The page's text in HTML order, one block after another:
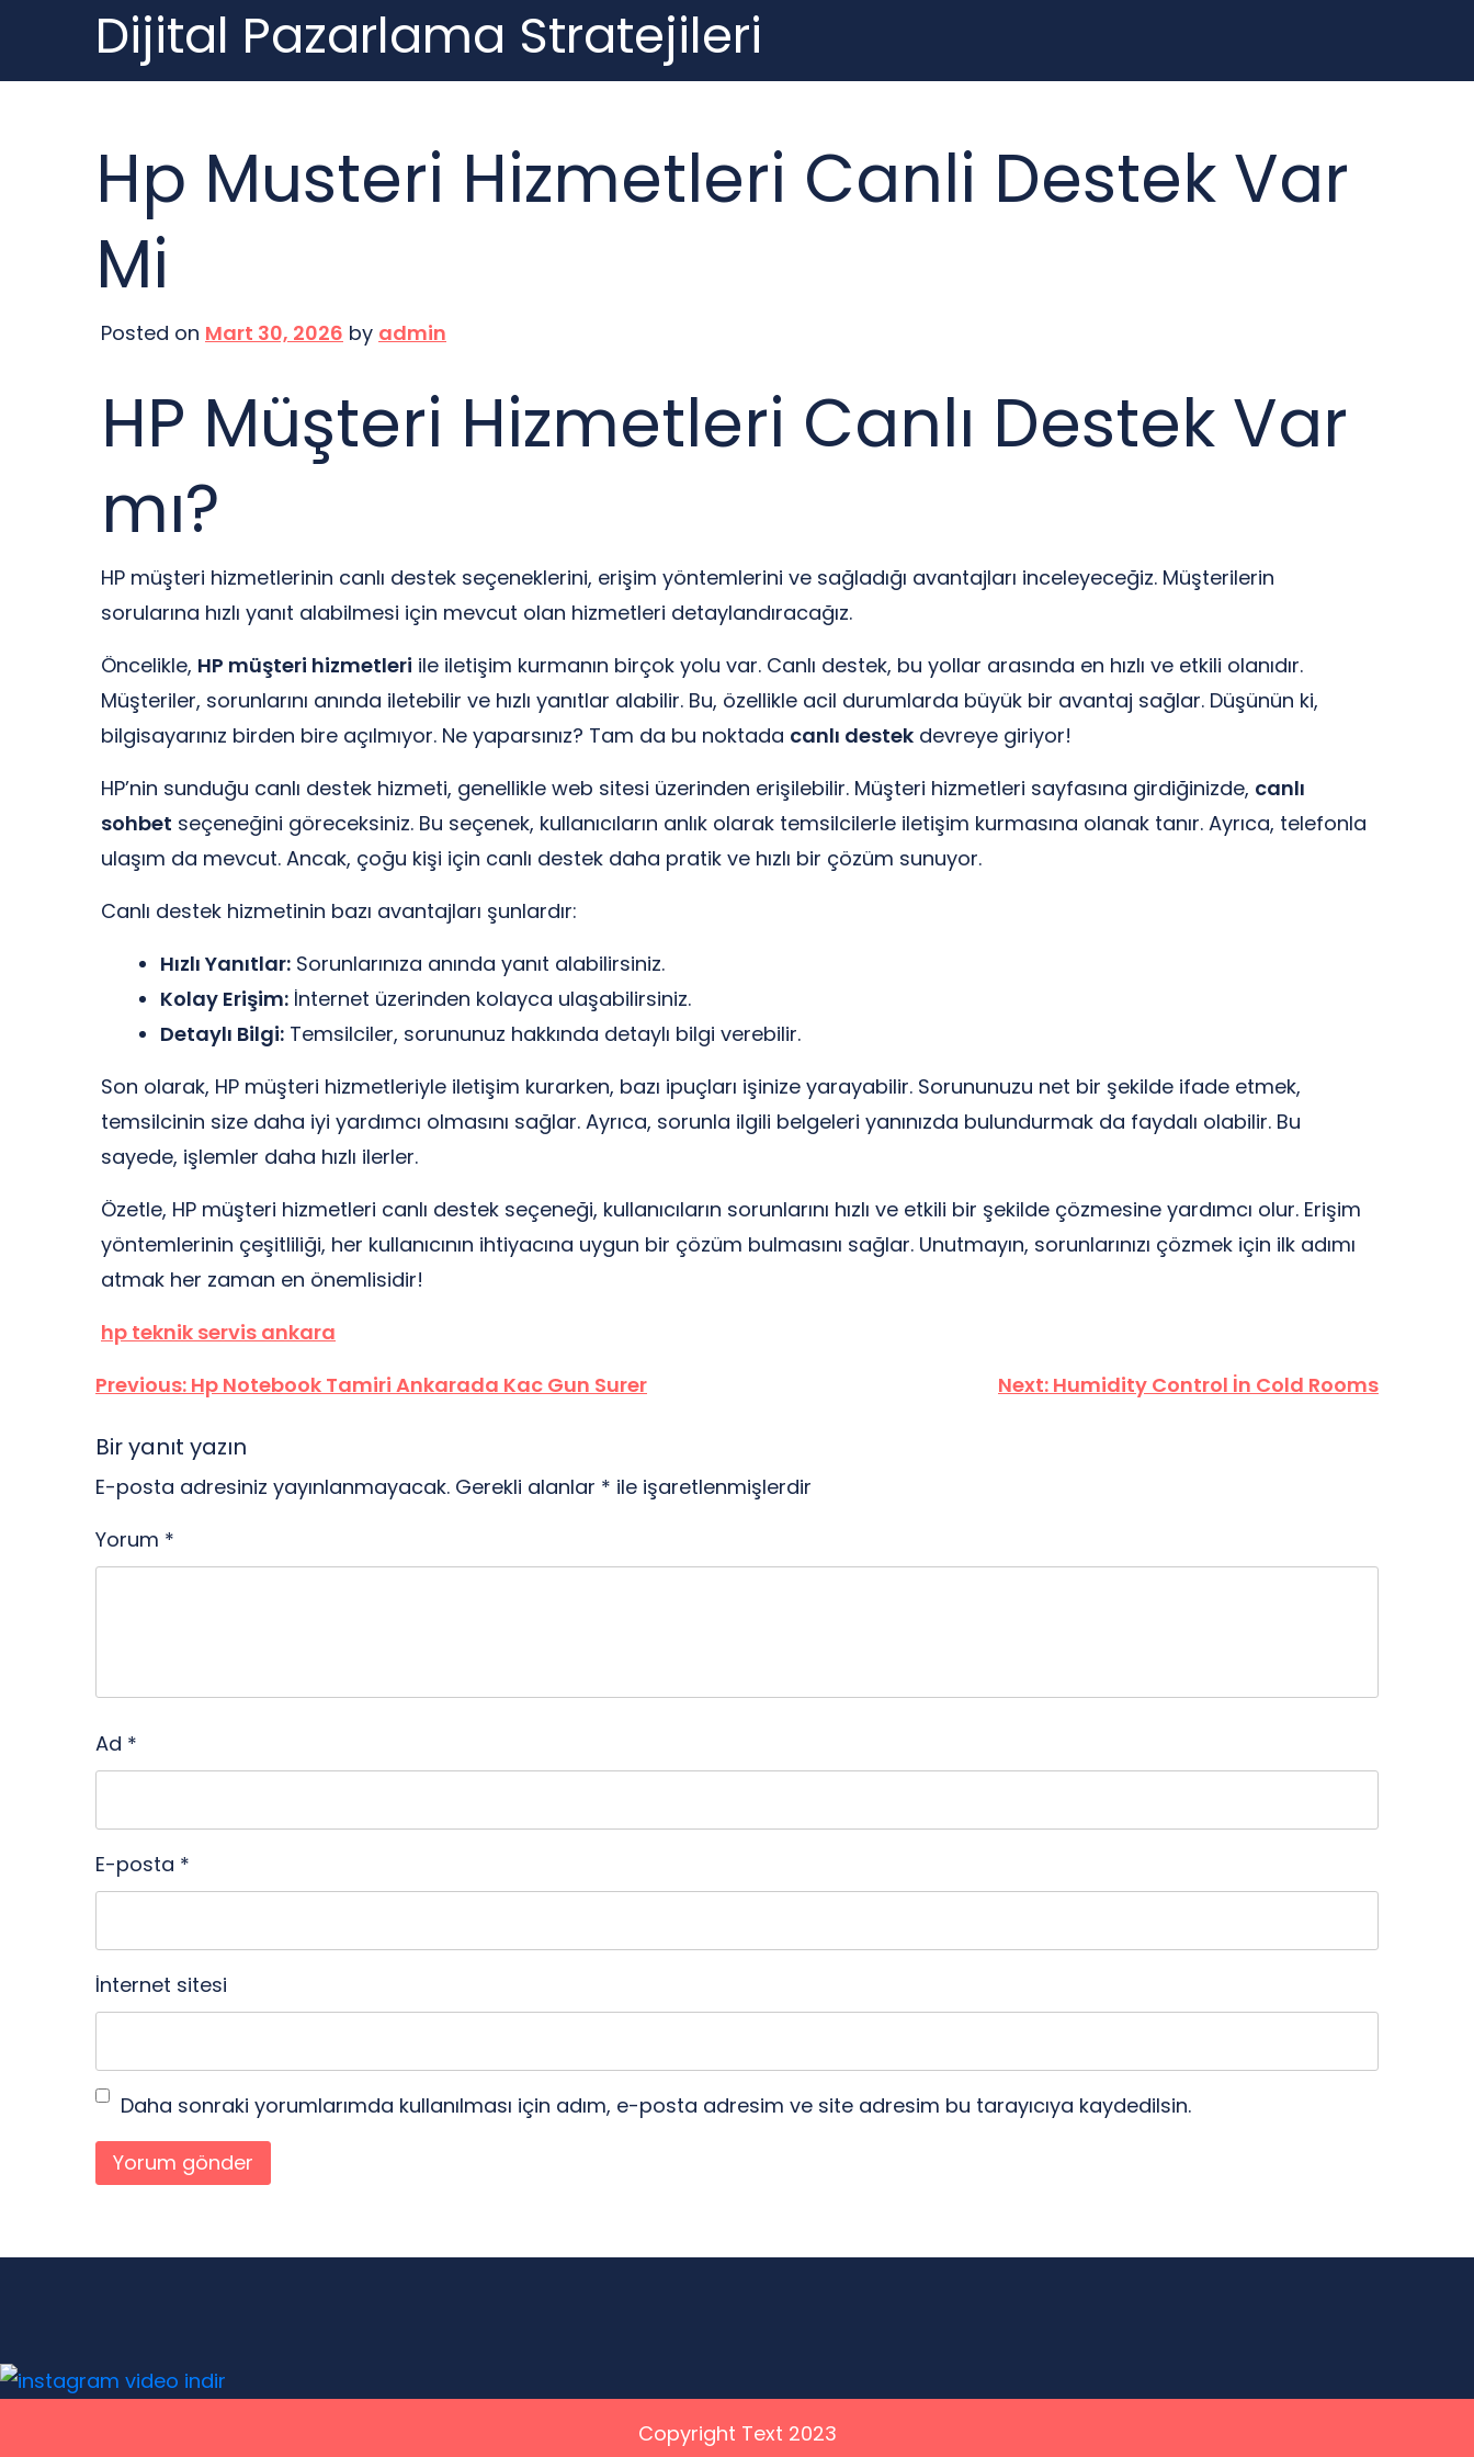
content
Dijital Pazarlama Stratejileri
Hp Musteri Hizmetleri Canli Destek Var
Mi
Posted on Mart 30, 2026 by admin
HP Müşteri Hizmetleri Canlı Destek Var
mı?
HP müşteri hizmetlerinin canlı destek seçeneklerini, erişim yöntemlerini ve sağladığı avantajları inceleyeceğiz. Müşterilerin
sorularına hızlı yanıt alabilmesi için mevcut olan hizmetleri detaylandıracağız.
Öncelikle, HP müşteri hizmetleri ile iletişim kurmanın birçok yolu var. Canlı destek, bu yollar arasında en hızlı ve etkili olanıdır.
Müşteriler, sorunlarını anında iletebilir ve hızlı yanıtlar alabilir. Bu, özellikle acil durumlarda büyük bir avantaj sağlar. Düşünün ki,
bilgisayarınız birden bire açılmıyor. Ne yaparsınız? Tam da bu noktada canlı destek devreye giriyor!
HP’nin sunduğu canlı destek hizmeti, genellikle web sitesi üzerinden erişilebilir. Müşteri hizmetleri sayfasına girdiğinizde, canlı
sohbet seçeneğini göreceksiniz. Bu seçenek, kullanıcıların anlık olarak temsilcilerle iletişim kurmasına olanak tanır. Ayrıca, telefonla
ulaşım da mevcut. Ancak, çoğu kişi için canlı destek daha pratik ve hızlı bir çözüm sunuyor.
Canlı destek hizmetinin bazı avantajları şunlardır:
Hızlı Yanıtlar: Sorunlarınıza anında yanıt alabilirsiniz.
Kolay Erişim: İnternet üzerinden kolayca ulaşabilirsiniz.
Detaylı Bilgi: Temsilciler, sorununuz hakkında detaylı bilgi verebilir.
Son olarak, HP müşteri hizmetleriyle iletişim kurarken, bazı ipuçları işinize yarayabilir. Sorununuzu net bir şekilde ifade etmek,
temsilcinin size daha iyi yardımcı olmasını sağlar. Ayrıca, sorunla ilgili belgeleri yanınızda bulundurmak da faydalı olabilir. Bu
sayede, işlemler daha hızlı ilerler.
Özetle, HP müşteri hizmetleri canlı destek seçeneği, kullanıcıların sorunlarını hızlı ve etkili bir şekilde çözmesine yardımcı olur. Erişim
yöntemlerinin çeşitliliği, her kullanıcının ihtiyacına uygun bir çözüm bulmasını sağlar. Unutmayın, sorunlarınızı çözmek için ilk adımı
atmak her zaman en önemlisidir!
hp teknik servis ankara
Yazı
gezinmesi
Previous: Hp Notebook Tamiri Ankarada Kac Gun Surer Next: Humidity Control İn Cold Rooms
Bir yanıt yazın
E-posta adresiniz yayınlanmayacak. Gerekli alanlar * ile işaretlenmişlerdir
Yorum *
Ad *
E-posta *
İnternet sitesi
Daha sonraki yorumlarımda kullanılması için adım, e-posta adresim ve site adresim bu tarayıcıya kaydedilsin.
Copyright Text 2023